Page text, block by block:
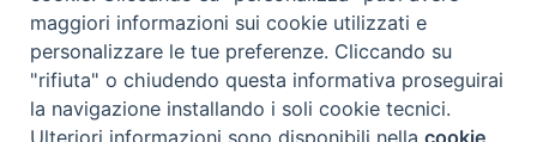
COPYRIGHT Scienza & Vita - C.F96600690588- Tutti i
diritti -Privacy- Credits
maggiori informazioni sui cookie utilizzati e
personalizzare le tue preferenze. Cliccando su
"rifiuta" o chiudendo questa informativa proseguirai
la navigazione installando i soli cookie tecnici.